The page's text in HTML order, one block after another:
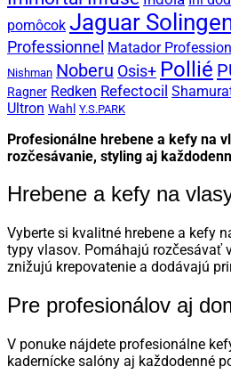
pomôcok Jaguar
Professionnel
Matador
Nishman Noberu Osis+ Pollié
Ragner Redken Refectocil
Ultron Wahl Y.S.PARK
Profesionálne hrebene a kefy na
rozčesávanie, styling aj
Hrebene a kefy na
Vyberte si kvalitné hrebene a kefy
typy vlasov. Pomáhajú rozčesávať
znižujú krepovatenie a dodávajú
Pre profesionálov aj
V ponuke nájdete profesionálne
kadernícke salóny aj každodenné